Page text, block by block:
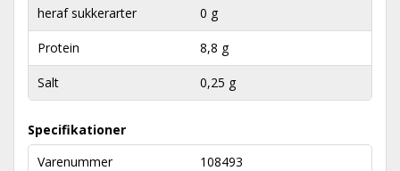
heraf sukkerarter 0 g
Protein 8,8 g
Salt 0,25 g
Specifikationer
Varenummer
108493